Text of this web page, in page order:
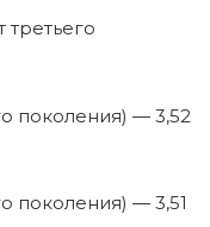
третьего
поколения) — 3,52
поколения) — 3,51